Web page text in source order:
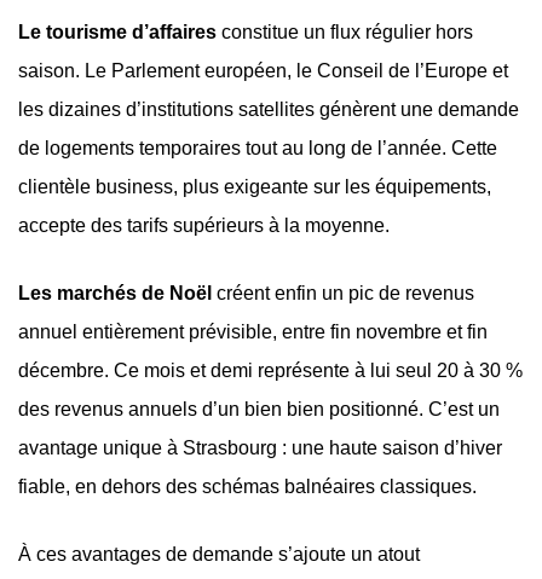
Le tourisme d’affaires constitue un flux régulier hors
saison. Le Parlement européen, le Conseil de l’Europe et
les dizaines d’institutions satellites génèrent une demande
de logements temporaires tout au long de l’année. Cette
clientèle business, plus exigeante sur les équipements,
accepte des tarifs supérieurs à la moyenne.
Les marchés de Noël créent enfin un pic de revenus
annuel entièrement prévisible, entre fin novembre et fin
décembre. Ce mois et demi représente à lui seul 20 à 30 %
des revenus annuels d’un bien bien positionné. C’est un
avantage unique à Strasbourg : une haute saison d’hiver
fiable, en dehors des schémas balnéaires classiques.
À ces avantages de demande s’ajoute un atout